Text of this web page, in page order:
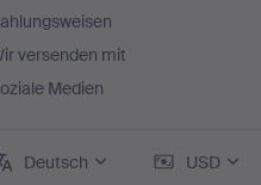
versenden mit
Medien
Deutsch USD